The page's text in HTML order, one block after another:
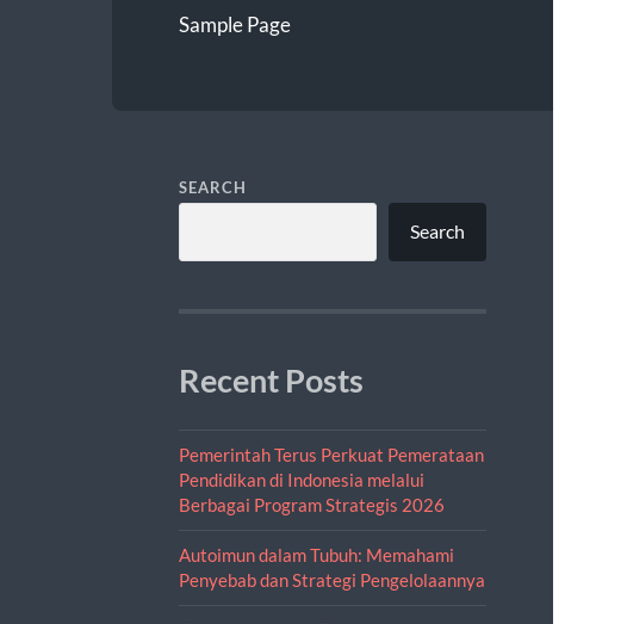
Sample Page
SEARCH
Search
Recent Posts
Pemerintah Terus Perkuat Pemerataan
Pendidikan di Indonesia melalui
Berbagai Program Strategis 2026
Autoimun dalam Tubuh: Memahami
Penyebab dan Strategi Pengelolaannya